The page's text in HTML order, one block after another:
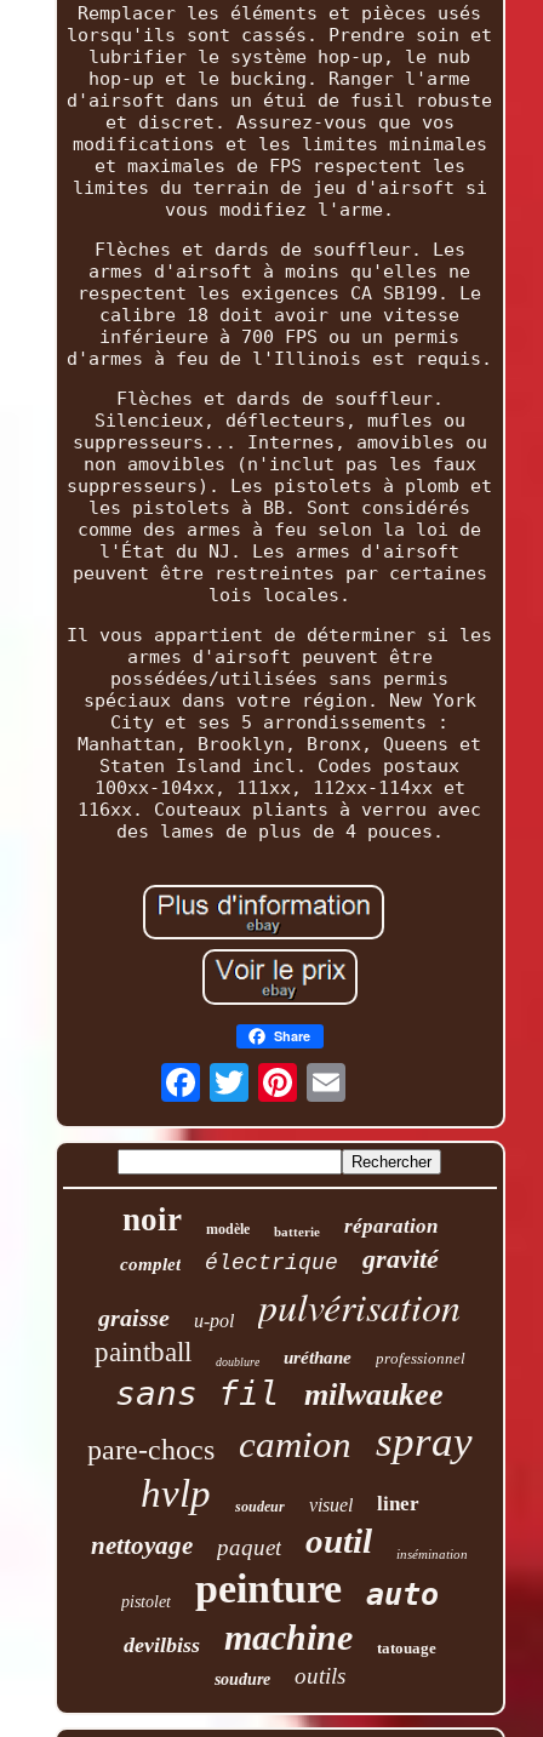
Remplacer les éléments et pièces usés
lorsqu'ils sont cassés. Prendre soin et
lubrifier le système hop-up, le nub
hop-up et le bucking. Ranger l'arme
d'airsoft dans un étui de fusil robuste
et discret. Assurez-vous que vos
modifications et les limites minimales
et maximales de FPS respectent les
limites du terrain de jeu d'airsoft si
vous modifiez l'arme.
Flèches et dards de souffleur. Les
armes d'airsoft à moins qu'elles ne
respectent les exigences CA SB199. Le
calibre 18 doit avoir une vitesse
inférieure à 700 FPS ou un permis
d'armes à feu de l'Illinois est requis.
Flèches et dards de souffleur.
Silencieux, déflecteurs, mufles ou
suppresseurs... Internes, amovibles ou
non amovibles (n'inclut pas les faux
suppresseurs). Les pistolets à plomb et
les pistolets à BB. Sont considérés
comme des armes à feu selon la loi de
l'État du NJ. Les armes d'airsoft
peuvent être restreintes par certaines
lois locales.
Il vous appartient de déterminer si les
armes d'airsoft peuvent être
possédées/utilisées sans permis
spéciaux dans votre région. New York
City et ses 5 arrondissements :
Manhattan, Brooklyn, Bronx, Queens et
Staten Island incl. Codes postaux
100xx-104xx, 111xx, 112xx-114xx et
116xx. Couteaux pliants à verrou avec
des lames de plus de 4 pouces.
Share
noir modèle batterie réparation
complet électrique gravité
graisse u-pol pulvérisation
paintball doublure uréthane professionnel
sans fil milwaukee
pare-chocs camion spray
hvlp soudeur visuel liner
nettoyage paquet outil insémination
pistolet peinture auto
devilbiss machine
tatouage
soudure
outils